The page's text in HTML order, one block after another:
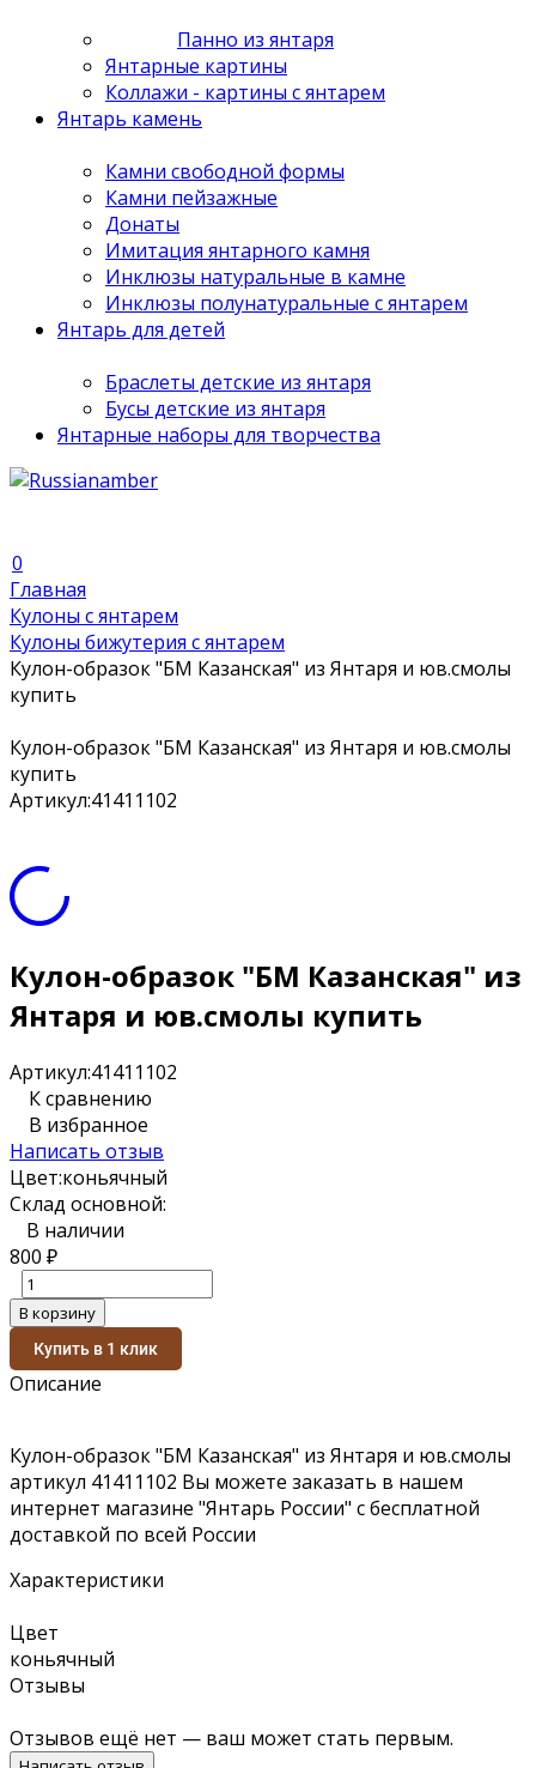
Панно из янтаря
Янтарные картины
Коллажи - картины с янтарем
Янтарь камень
Камни свободной формы
Камни пейзажные
Донаты
Имитация янтарного камня
Инклюзы натуральные в камне
Инклюзы полунатуральные с янтарем
Янтарь для детей
Браслеты детские из янтаря
Бусы детские из янтаря
Янтарные наборы для творчества
0
Главная
Кулоны с янтарем
Кулоны бижутерия с янтарем
Кулон-образок "БМ Казанская" из Янтаря и юв.смолы
купить
Кулон-образок "БМ Казанская" из Янтаря и юв.смолы
купить
Артикул:41411102
Кулон-образок "БМ Казанская" из
Янтаря и юв.смолы купить
Артикул:41411102
К сравнению
В избранное
Написать отзыв
Цвет:коньячный
Склад основной:
В наличии
800 ₽
В корзину
Купить в 1 клик
Описание
Кулон-образок "БМ Казанская" из Янтаря и юв.смолы
артикул 41411102 Вы можете заказать в нашем
интернет магазине "Янтарь России" с бесплатной
доставкой по всей России
Характеристики
Цвет
коньячный
Отзывы
Отзывов ещё нет — ваш может стать первым.